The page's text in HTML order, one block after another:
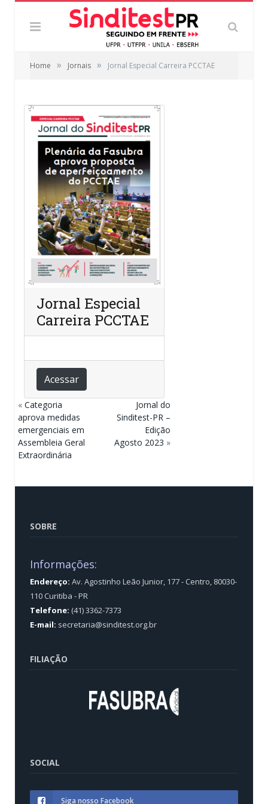
Home » Jornais » Jornal Especial Carreira PCCTAE
Jornal Especial
Carreira PCCTAE
Acessar
« Categoria
aprova medidas
emergenciais em
Assembleia Geral
Extraordinária
Jornal do
Sinditest-PR –
Edição
Agosto 2023 »
SOBRE
Informações:
Endereço: Av. Agostinho Leão Junior, 177 - Centro, 80030-
110 Curitiba - PR
Telefone: (41) 3362-7373
E-mail: secretaria@sinditest.org.br
FILIAÇÃO
SOCIAL
Siga nosso Facebook